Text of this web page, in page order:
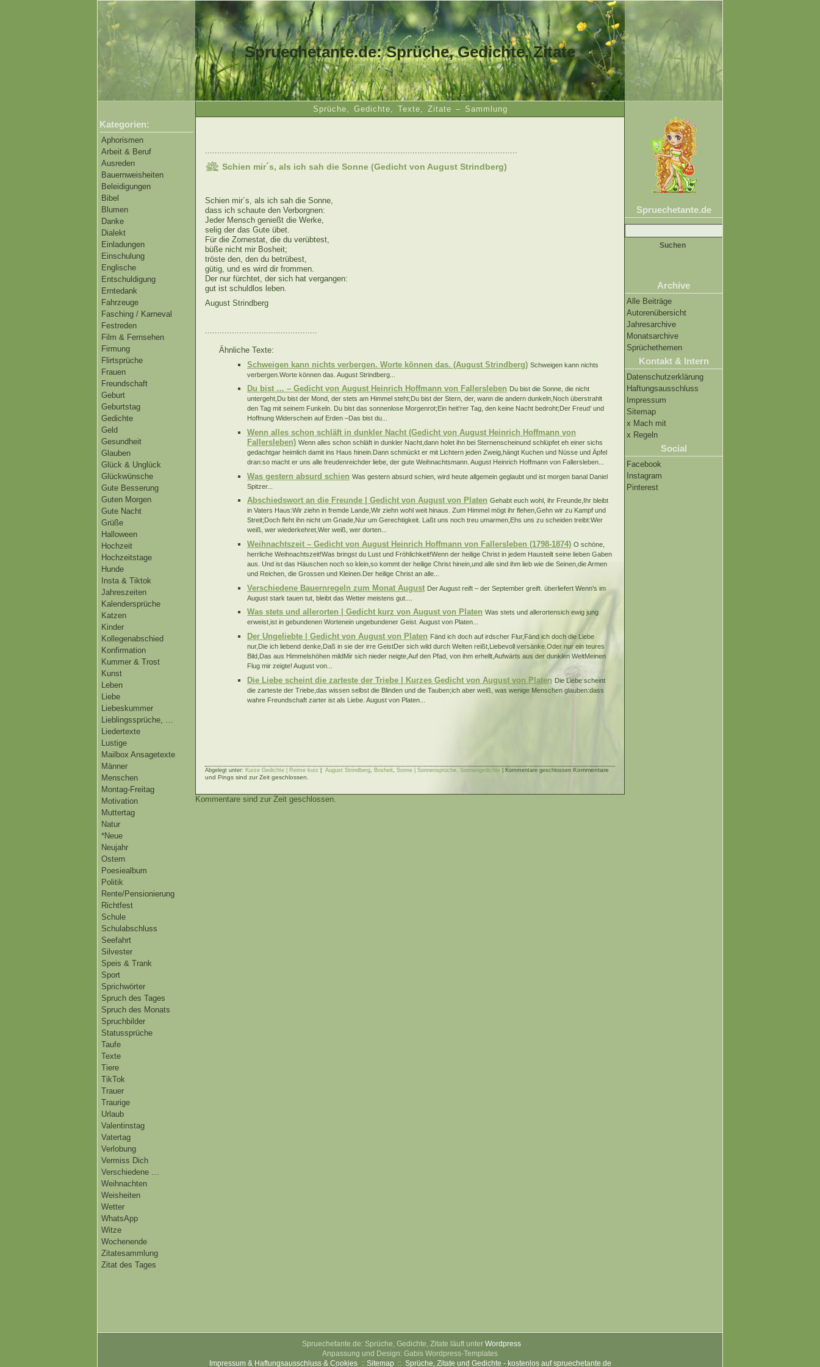
Spruechetante.de: Sprüche, Gedichte, Zitate
Sprüche, Gedichte, Texte, Zitate – Sammlung
Kategorien:
Aphorismen
Arbeit & Beruf
Ausreden
Bauernweisheiten
Beleidigungen
Bibel
Blumen
Danke
Dialekt
Einladungen
Einschulung
Englische
Entschuldigung
Erntedank
Fahrzeuge
Fasching / Karneval
Festreden
Film & Fernsehen
Firmung
Flirtsprüche
Frauen
Freundschaft
Geburt
Geburtstag
Gedichte
Geld
Gesundheit
Glauben
Glück & Unglück
Glückwünsche
Gute Besserung
Guten Morgen
Gute Nacht
Grüße
Halloween
Hochzeit
Hochzeitstage
Hunde
Insta & Tiktok
Jahreszeiten
Kalendersprüche
Katzen
Kinder
Kollegenabschied
Konfirmation
Kummer & Trost
Kunst
Leben
Liebe
Liebeskummer
Lieblingssprüche, …
Liedertexte
Lustige
Mailbox Ansagetexte
Männer
Menschen
Montag-Freitag
Motivation
Muttertag
Natur
*Neue
Neujahr
Ostern
Poesiealbum
Politik
Rente/Pensionierung
Richtfest
Schule
Schulabschluss
Seefahrt
Silvester
Speis & Trank
Sport
Sprichwörter
Spruch des Tages
Spruch des Monats
Spruchbilder
Statussprüche
Taufe
Texte
Tiere
TikTok
Trauer
Traurige
Urlaub
Valentinstag
Vatertag
Verlobung
Vermiss Dich
Verschiedene …
Weihnachten
Weisheiten
Wetter
WhatsApp
Witze
Wochenende
Zitatesammlung
Zitat des Tages
Spruechetante.de
Suche
nach:
Archive
Alle Beiträge
Autorenübersicht
Jahresarchive
Monatsarchive
Sprüchethemen
Kontakt & Intern
Datenschutzerklärung
Haftungsausschluss
Impressum
Sitemap
x Mach mit
x Regeln
Social
Facebook
Instagram
Pinterest
................................................................................................................................
Schien mir´s, als ich sah die Sonne (Gedicht von August Strindberg)
Schien mir´s, als ich sah die Sonne,
dass ich schaute den Verborgnen:
Jeder Mensch genießt die Werke,
selig der das Gute übet.
Für die Zornestat, die du verübtest,
büße nicht mir Bosheit;
tröste den, den du betrübest,
gütig, und es wird dir frommen.
Der nur fürchtet, der sich hat vergangen:
gut ist schuldlos leben.
August Strindberg
Ähnliche Texte:
Schweigen kann nichts verbergen. Worte können das. (August Strindberg) Schweigen kann nichts
verbergen.Worte können das. August Strindberg...
Du bist … – Gedicht von August Heinrich Hoffmann von Fallersleben Du bist die Sonne, die nicht
untergeht,Du bist der Mond, der stets am Himmel steht;Du bist der Stern, der, wann die andern dunkeln,Noch überstrahlt
den Tag mit seinem Funkeln. Du bist das sonnenlose Morgenrot;Ein heit’rer Tag, den keine Nacht bedroht;Der Freud‘ und
Hoffnung Widerschein auf Erden –Das bist du...
Wenn alles schon schläft in dunkler Nacht (Gedicht von August Heinrich Hoffmann von
Fallersleben) Wenn alles schon schläft in dunkler Nacht,dann holet ihn bei Sternenscheinund schlüpfet eh einer sichs
gedachtgar heimlich damit ins Haus hinein.Dann schmückt er mit Lichtern jeden Zweig,hängt Kuchen und Nüsse und Äpfel
dran:so macht er uns alle freudenreichder liebe, der gute Weihnachtsmann. August Heinrich Hoffmann von Fallersleben...
Was gestern absurd schien Was gestern absurd schien, wird heute allgemein geglaubt und ist morgen banal Daniel
Spitzer...
Abschiedswort an die Freunde | Gedicht von August von Platen Gehabt euch wohl, ihr Freunde,Ihr bleibt
in Vaters Haus:Wir ziehn in fremde Lande,Wir ziehn wohl weit hinaus. Zum Himmel mögt ihr flehen,Gehn wir zu Kampf und
Streit;Doch fleht ihn nicht um Gnade,Nur um Gerechtigkeit. Laßt uns noch treu umarmen,Ehs uns zu scheiden treibt:Wer
weiß, wer wiederkehret,Wer weiß, wer dorten...
Weihnachtszeit – Gedicht von August Heinrich Hoffmann von Fallersleben (1798-1874) O schöne,
herrliche Weihnachtszeit!Was bringst du Lust und Fröhlichkeit!Wenn der heilige Christ in jedem Hausteilt seine lieben Gaben
aus. Und ist das Häuschen noch so klein,so kommt der heilige Christ hinein,und alle sind ihm lieb wie die Seinen,die Armen
und Reichen, die Grossen und Kleinen.Der heilige Christ an alle...
Verschiedene Bauernregeln zum Monat August Der August reift – der September greift. überliefert Wenn’s im
August stark tauen tut, bleibt das Wetter meistens gut....
Was stets und allerorten | Gedicht kurz von August von Platen Was stets und allerortensich ewig jung
erweist,ist in gebundenen Wortenein ungebundener Geist. August von Platen...
Der Ungeliebte | Gedicht von August von Platen Fänd ich doch auf irdscher Flur,Fänd ich doch die Liebe
nur,Die ich liebend denke,Daß in sie der irre GeistDer sich wild durch Welten reißt,Liebevoll versänke.Oder nur ein teures
Bild,Das aus Himmelshöhen mildMir sich nieder neigte,Auf den Pfad, von ihm erhellt,Aufwärts aus der dunklen WeltMeinen
Flug mir zeigte! August von...
Die Liebe scheint die zarteste der Triebe | Kurzes Gedicht von August von Platen Die Liebe scheint
die zarteste der Triebe,das wissen selbst die Blinden und die Tauben;ich aber weiß, was wenige Menschen glauben:dass
wahre Freundschaft zarter ist als Liebe. August von Platen...
Abgelegt unter: Kurze Gedichte | Reime kurz August Strindberg, Bosheit, Sonne | Sonnensprüche, Sonnengedichte Kommentare geschlossen Kommentare
und Pings sind zur Zeit geschlossen.
Kommentare sind zur Zeit geschlossen.
Spruechetante.de: Sprüche, Gedichte, Zitate läuft unter Wordpress
Anpassung und Design: Gabis Wordpress-Templates
Impressum & Haftungsausschluss & Cookies:: Sitemap :: Sprüche, Zitate und Gedichte - kostenlos auf spruechetante.de